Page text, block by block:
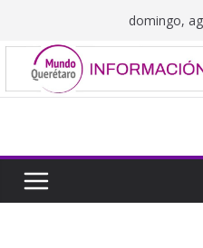
contenido
domingo,